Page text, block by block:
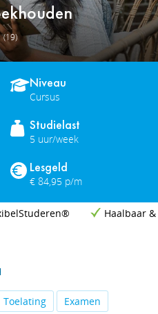
(19)
Niveau
Cursus
Studielast
5 uur/week
Lesgeld
€ 84,95 p/m
Haalbaar
Toelating Examen